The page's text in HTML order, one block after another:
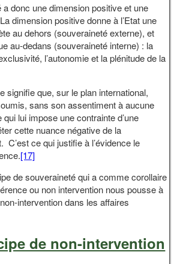
une dimension positive et une
dimension positive donne à l’Etat une
au dehors (souveraineté externe), et
au-dedans (souveraineté interne) : la
l’autonomie et la plénitude de la
signifie que, sur le plan international,
sans son assentiment à aucune
lui impose une contrainte d’une
cette nuance négative de la
C’est ce qui justifie à l’évidence le
[17]
de souveraineté qui a comme corollaire
ou non intervention nous pousse à
intervention dans les affaires
de non-intervention